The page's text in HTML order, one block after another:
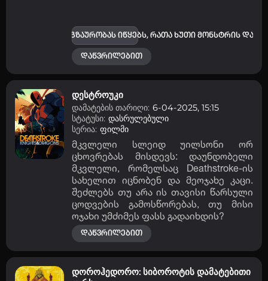
ისტორია ცარიელია
სრული ისტორიის გასუფთავება
სასტიკ მოგზაურობას იწყებს, რათა ხუთი მონსტრის
დაწვრილებით
დესტროუკი
დამატების თარიღი: 6-04-2025, 15:15
სტატუსი: დასრულებული
სერია: ფილმი
მკვლელი სლეიდ უილსონი ორ
ცხოვრებას მისდევს: დაუნდობელი
მკვლელი, რომელსაც Deathstroke-ის
სახელით იცნობენ და მეოჯახე კაცი.
შეძლებს თუ არა ის თავისი წარსული
ცოდვების გამოსწორებას, თუ მისი
ოჯახი უმძიმეს ფასს გადაიხდის?
დაწვრილებით
დოროჰედორო: სიბოროტის დამატებითი